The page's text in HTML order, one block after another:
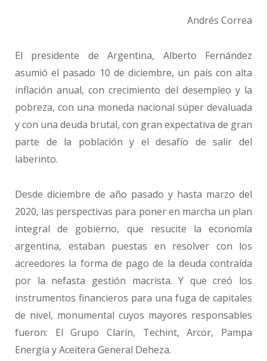
Andrés Correa
El presidente de Argentina, Alberto Fernández
asumió el pasado 10 de diciembre, un país con alta
inflación anual, con crecimiento del desempleo y la
pobreza, con una moneda nacional súper devaluada
y con una deuda brutal, con gran expectativa de gran
parte de la población y el desafío de salir del
laberinto.
Desde diciembre de año pasado y hasta marzo del
2020, las perspectivas para poner en marcha un plan
integral de gobierno, que resucite la economía
argentina, estaban puestas en resolver con los
acreedores la forma de pago de la deuda contraída
por la nefasta gestión macrista. Y que creó los
instrumentos financieros para una fuga de capitales
de nivel, monumental cuyos mayores responsables
fueron: El Grupo Clarín, Techint, Arcor, Pampa
Energía y Aceitera General Deheza.